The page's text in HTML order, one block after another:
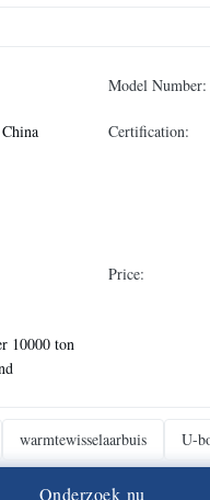
Model Number:
Certification:
Price:
10000 ton
warmtewisselaarbuis U-
Onderzoek nu